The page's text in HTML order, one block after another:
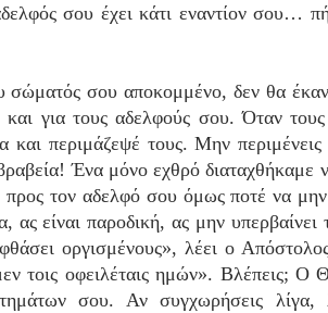
σου έχει κάτι εναντίον σου…
σώματός σου αποκομμένο, δεν θα
για τους αδελφούς σου. Όταν τους
και περιμάζεψέ τους. Μην
Ένα μόνο εχθρό
προς τον αδελφό σου όμως ποτέ να
ας είναι παροδική, ας μην
οργισμένους», λέει ο
τοις οφειλέταις ημών». Βλέπεις; Ο
σου. Αν συγχωρήσεις